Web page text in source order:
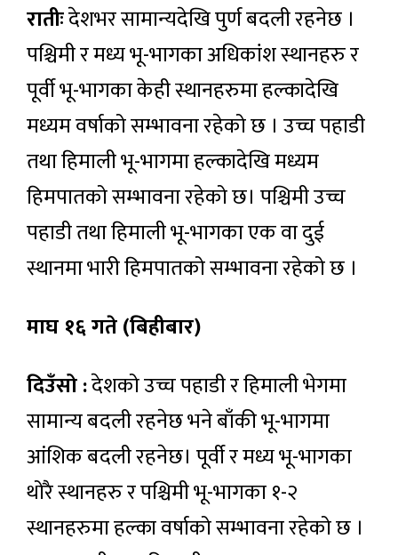
रातीःदेशभर सामान्यदेखि पुर्ण बदली रहनेछ ।
पश्चिमी र मध्य भू-भागका अधिकांश स्थानहरु र
पूर्वी भू-भागका केही स्थानहरुमा हल्कादेखि
मध्यम वर्षाको सम्भावना रहेको छ । उच्च पहाडी
तथा हिमाली भू-भागमा हल्कादेखि मध्यम
हिमपातको सम्भावना रहेको छ। पश्चिमी उच्च
पहाडी तथा हिमाली भू-भागका एक वा दुई
स्थानमा भारी हिमपातको सम्भावना रहेको छ ।
माघ १६ गते (बिहीबार)
दिउँसो :देशको उच्च पहाडी र हिमाली भेगमा
सामान्य बदली रहनेछ भने बाँकी भू-भागमा
आंशिक बदली रहनेछ। पूर्वी र मध्य भू-भागका
थोरै स्थानहरु र पश्चिमी भू-भागका १-२
स्थानहरुमा हल्का वर्षाको सम्भावना रहेको छ ।